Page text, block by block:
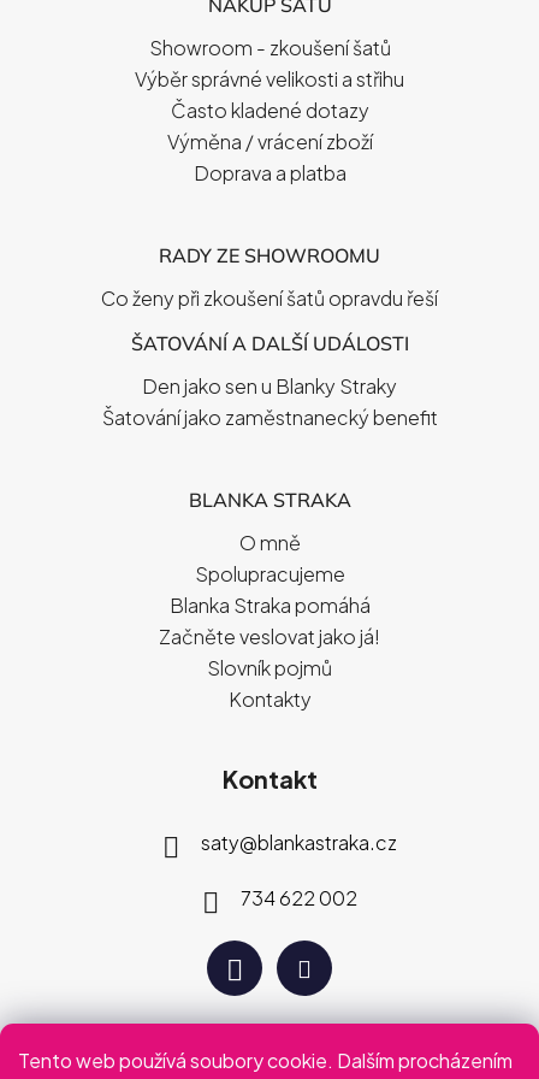
Tento web používá soubory cookie. Dalším procházením
Showroom - zkoušení šatů
Výběr správné velikosti a střihu
Často kladené dotazy
Výměna / vrácení zboží
Doprava a platba
RADY ZE SHOWROOMU
Co ženy při zkoušení šatů opravdu řeší
ŠATOVÁNÍ A DALŠÍ UDÁLOSTI
Den jako sen u Blanky Straky
Šatování jako zaměstnanecký benefit
BLANKA STRAKA
O mně
Spolupracujeme
Blanka Straka pomáhá
Začněte veslovat jako já!
Slovník pojmů
Kontakty
Kontakt
saty@blankastraka.cz
734 622 002
Plaťte jak vám vyhovuje